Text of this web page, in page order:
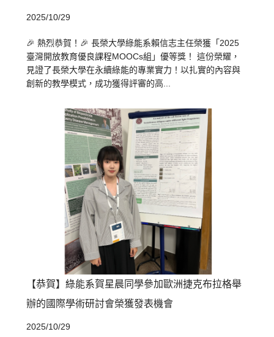
2025/10/29
🎉 熱烈恭賀！🎉 長榮大學綠能系賴信志主任榮獲「2025
臺灣開放教育優良課程MOOCs組」優等獎！ 這份榮耀，
見證了長榮大學在永續綠能的專業實力！以扎實的內容與
創新的教學模式，成功獲得評審的高...
【恭賀】綠能系賀星晨同學參加歐洲捷克布拉格舉
辦的國際學術研討會榮獲發表機會
2025/10/29